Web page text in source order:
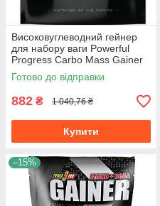
Високовуглеводний гейнер
для набору ваги Powerful
Progress Carbo Mass Gainer
2 кг банан
Готово до відправки
882 ₴ 1 040,76 ₴
Купити
–15%